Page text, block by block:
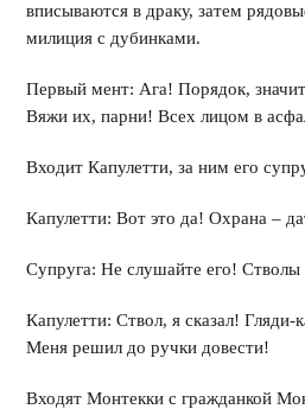
вписываются в драку, затем
милиция с дубинками.
Первый мент: Ага! Порядок,
Вяжи их, парни! Всех лицом в
Входит Капулетти, за ним его
Капулетти: Вот это да! Охрана –
Супруга: Не слушайте его! Стволы
Капулетти: Ствол, я сказал!
Меня решил до ручки довести!
Входят Монтекки с гражданкой